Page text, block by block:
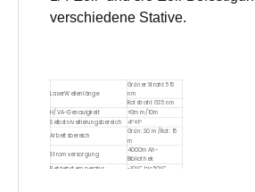
verschiedene Stative.
LaserWellenlänge
Grüner Strahl: 515
nm
Rotstrahl: 635 nm
H/VA-Genauigkeit
±3mm/10m
Selbstnivellierungsbereich
4°±1°
Arbeitsbereich
Grün: 30 m/Rot: 15
m
Stromversorgung
4000mAh-
Bibliothek
Betriebstemperatur
-10°C bis 50°C